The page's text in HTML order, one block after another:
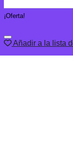
¡Oferta!
Añadir a la lista